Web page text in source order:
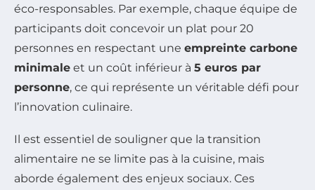
éco-responsables. Par exemple, chaque équipe de
participants doit concevoir un plat pour 20
personnes en respectant une empreinte carbone
minimale et un coût inférieur à 5 euros par
personne, ce qui représente un véritable défi pour
l’innovation culinaire.
Il est essentiel de souligner que la transition
alimentaire ne se limite pas à la cuisine, mais
aborde également des enjeux sociaux. Ces